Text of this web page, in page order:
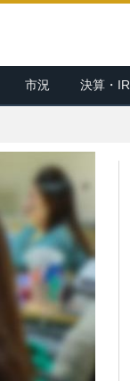
市況 決算・IR